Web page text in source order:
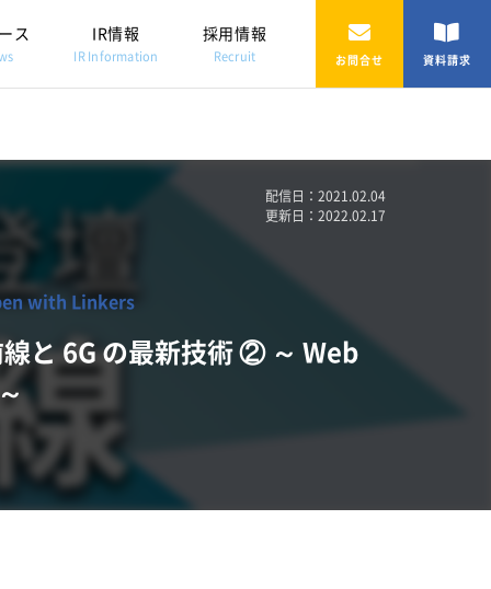
ス IR情報
IR Information
採用情報
Recruit お問合せ 資料請求
配信日：2021.02.04
更新日：2022.02.17
with Linkers
と 6G の最新技術 ② ～ Web